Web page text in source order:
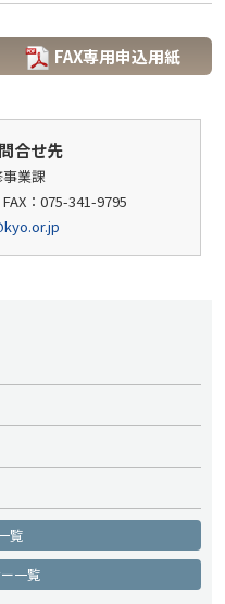
覧
一覧
FAX専用申込用紙
合せ先
業課
：075-341-9795